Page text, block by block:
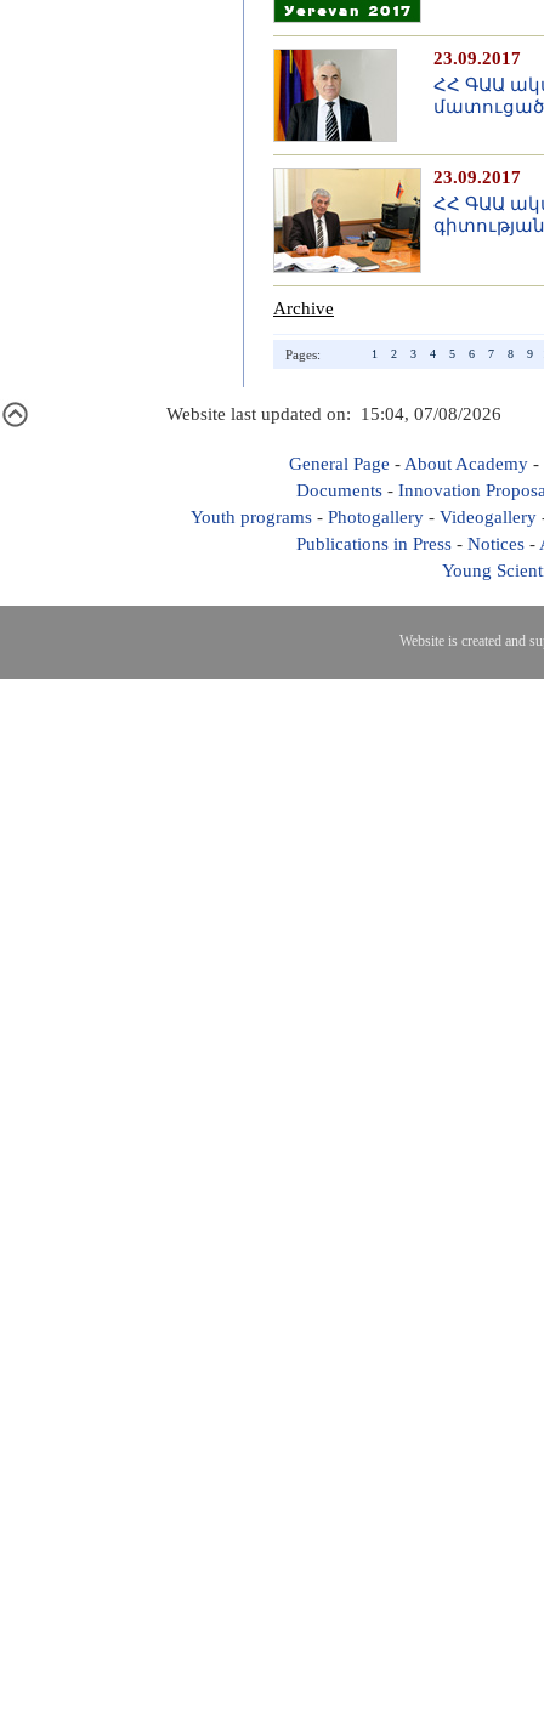
23.09.2017
ՀՀ ԳԱԱ
մատուցած
23.09.2017
ՀՀ ԳԱԱ
Archive
Pages: 1 2 3 4 5 6 7 8 9
Website last updated on: 15:04, 07/08/2026
General Page - About Academy-
Documents- Innovation
Youth programs- Photogallery- Videogallery
Publications in Press - Notices -
Young
Website is created and